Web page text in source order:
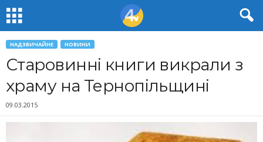
НАДЗВИЧАЙНЕ НОВИНИ
Старовинні книги викрали з
храму на Тернопільщині
09.03.2015